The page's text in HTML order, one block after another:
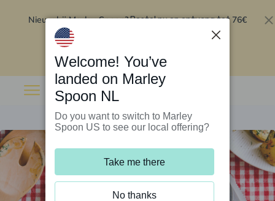
Nieuw bij Marley Spoon?Bestel nu en ontvang tot 76€
Welcome! You’ve
landed on Marley
Spoon NL
Do you want to switch to Marley
Spoon US to see our local offering?
Take me there
No thanks